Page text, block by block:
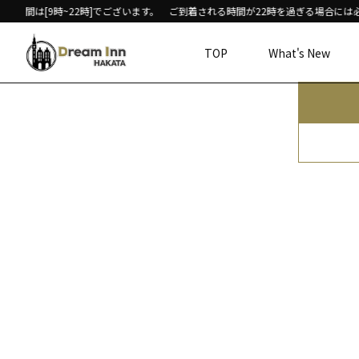
時間は[9時~22時]でございます。 ご到着される時間が22時を過ぎる場合には
TOP What's New
予約